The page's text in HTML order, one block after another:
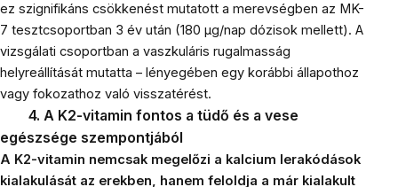
ez szignifikáns csökkenést mutatott a merevségben az MK-
7 tesztcsoportban 3 év után (180 µg/nap dózisok mellett). A
vizsgálati csoportban a vaszkuláris rugalmasság
helyreállítását mutatta – lényegében egy korábbi állapothoz
vagy fokozathoz való visszatérést.
4. A K2-vitamin fontos a tüdő és a vese
egészsége szempontjából
A K2-vitamin nemcsak megelőzi a kalcium lerakódások
kialakulását az erekben, hanem feloldja a már kialakult